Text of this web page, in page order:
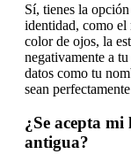
Sí, tienes la
identidad, como el
color de ojos, la
negativamente a
datos como tu
sean
¿Se acepta
antigua?